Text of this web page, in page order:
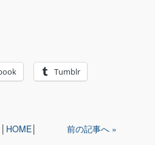
Tumblr
HOME 前の記事へ »